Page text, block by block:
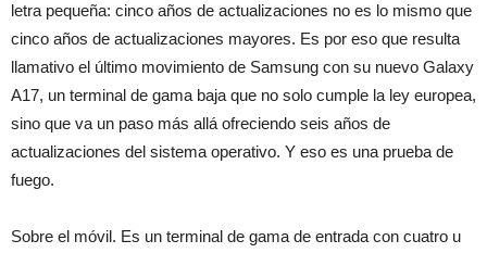
letra pequeña: cinco años de actualizaciones no es lo mismo que
cinco años de actualizaciones mayores. Es por eso que resulta
llamativo el último movimiento de Samsung con su nuevo Galaxy
A17, un terminal de gama baja que no solo cumple la ley europea,
sino que va un paso más allá ofreciendo seis años de
actualizaciones del sistema operativo. Y eso es una prueba de
fuego.
Sobre el móvil. Es un terminal de gama de entrada con cuatro u